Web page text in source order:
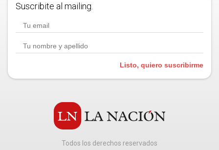
Suscribite al mailing.
Listo, quiero suscribirme
Todos los derechos reservados